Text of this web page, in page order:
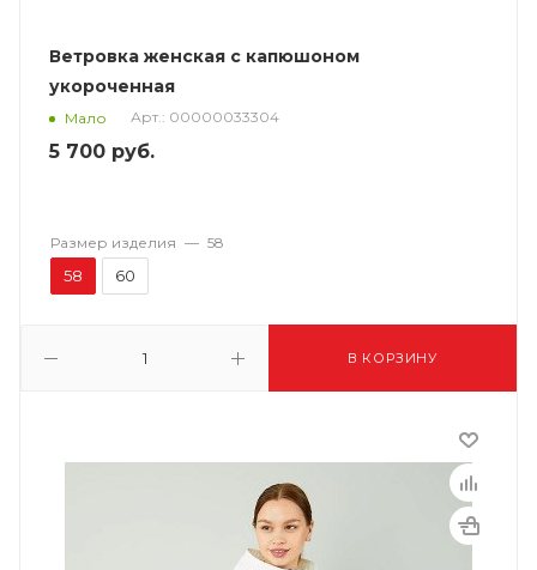
Ветровка женская с капюшоном
укороченная
Мало Арт.: 00000033304
5 700 руб.
В КОРЗИНУ
Размер изделия — 58
58 60